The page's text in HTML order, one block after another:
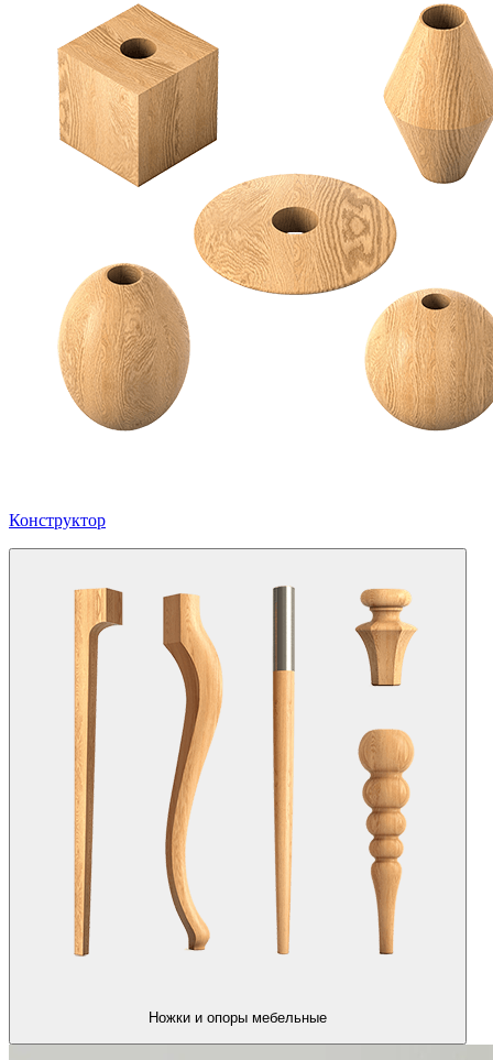
Конструктор
Ножки и опоры мебельные